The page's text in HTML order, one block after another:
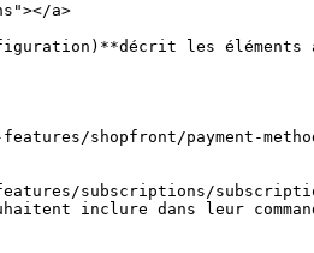
a>
les éléments
shopfront/payment-
subscriptions/
inclure dans leur